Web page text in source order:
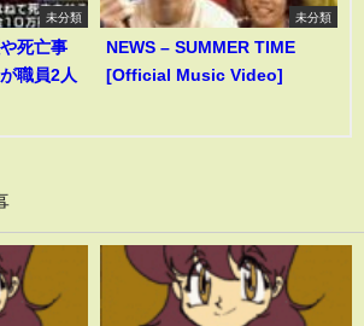
未分類
死亡事
職員2人
未分類
NEWS – SUMMER TIME
[Official Music Video]